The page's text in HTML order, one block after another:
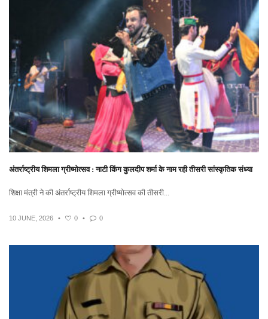
अंतर्राष्ट्रीय शिमला ग्रीष्मोत्सव : नाटी किंग कुलदीप शर्मा के नाम रही तीसरी सांस्कृतिक संध्या
शिक्षा मंत्री ने की अंतर्राष्ट्रीय शिमला ग्रीष्मोत्सव की तीसरी...
10 JUNE, 2026 • 0 • 0